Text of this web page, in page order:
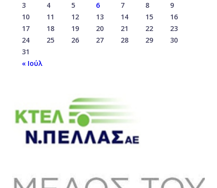
3
4 5 6 7 8
9
10
11 12 13 14 15
16
17
18 19 20 21 22
23
24
25 26 27 28 29
30
31
« Ιούλ